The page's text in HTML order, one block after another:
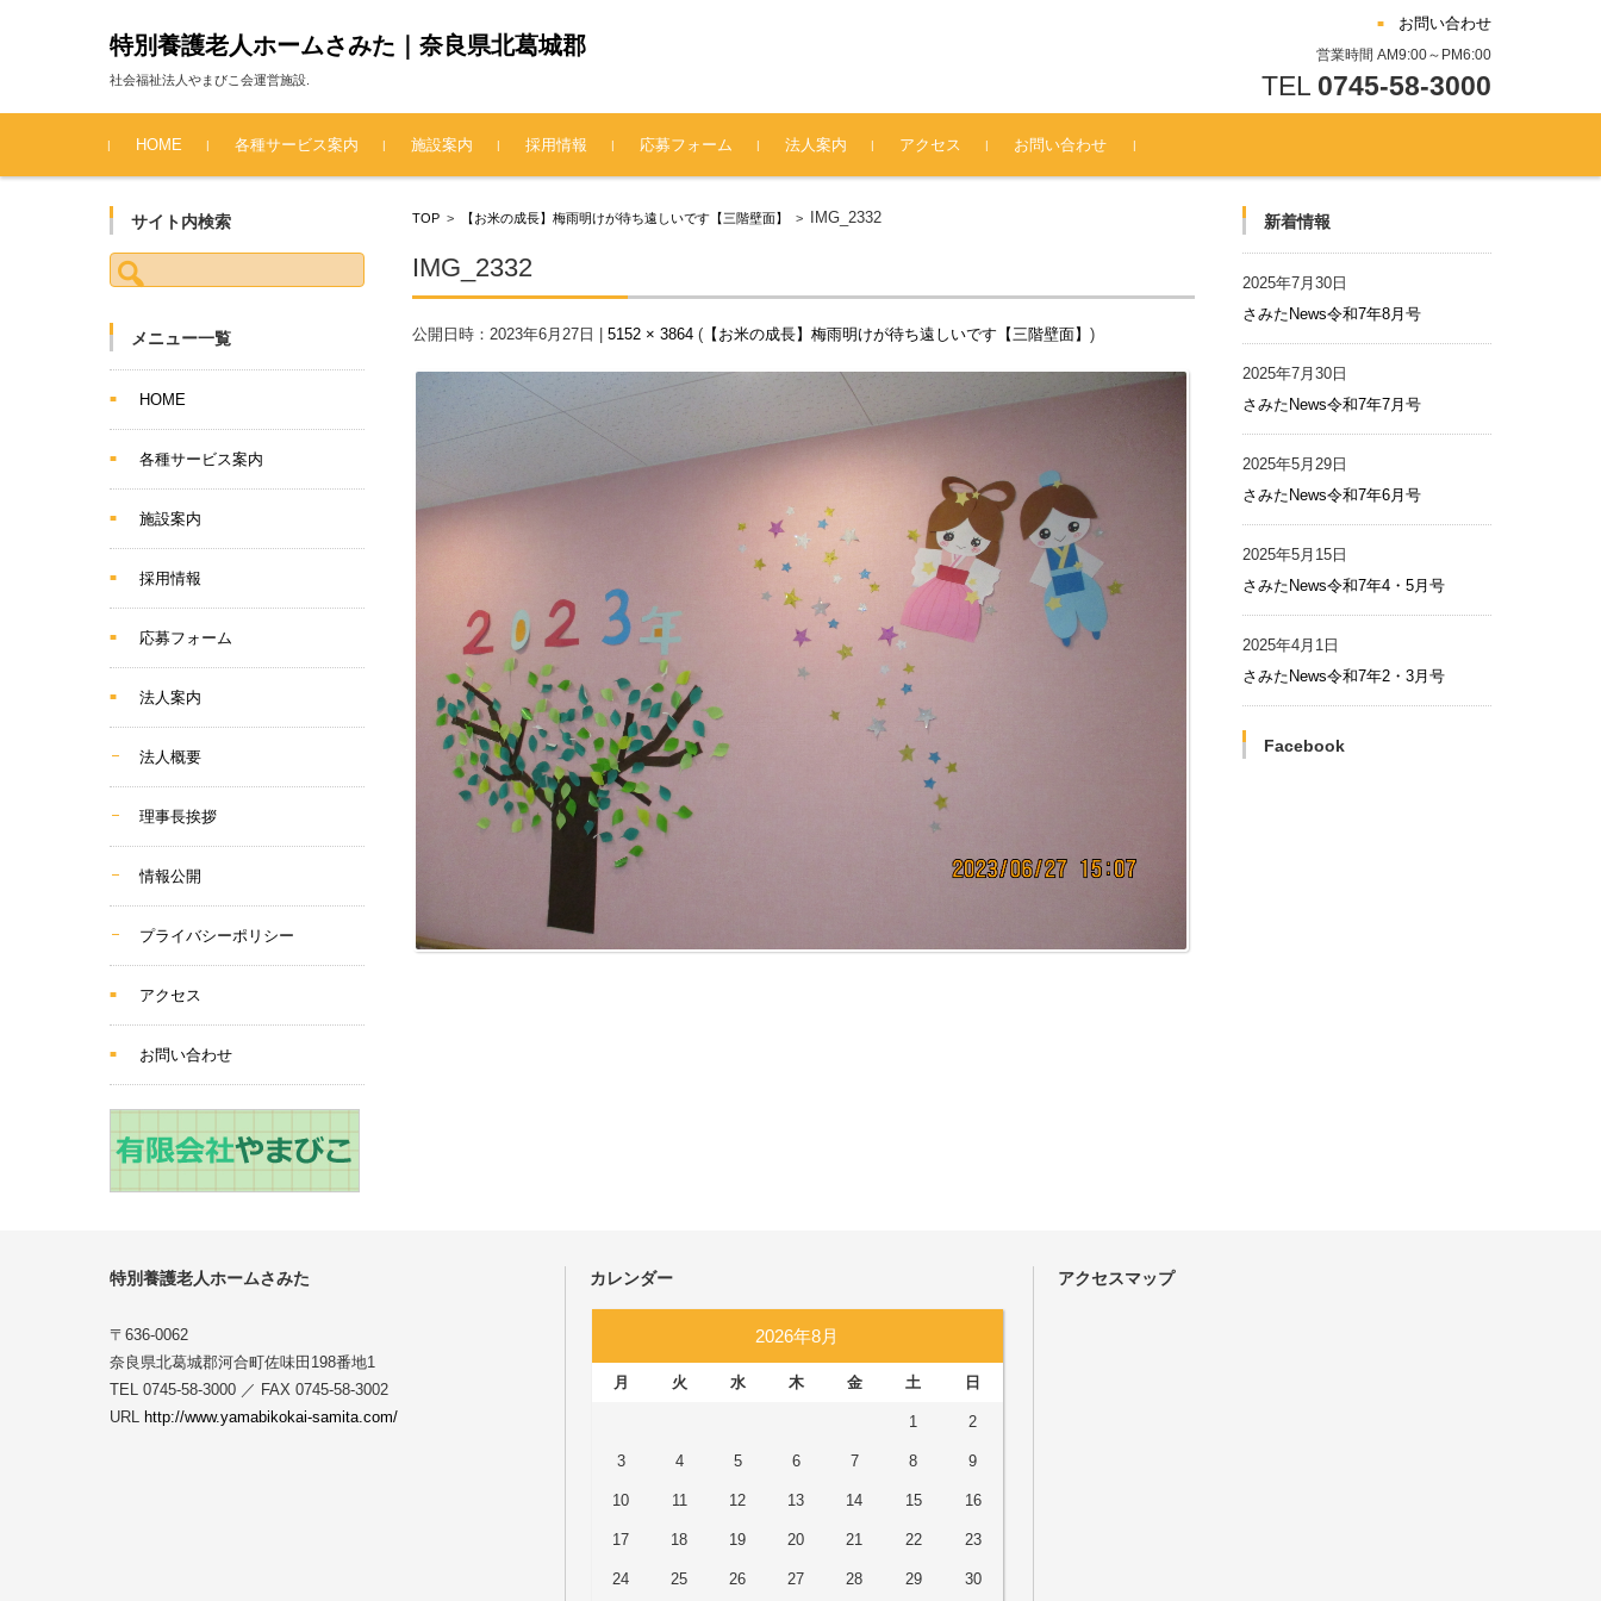
特別養護老人ホームさみた｜奈良県北葛城郡
社会福祉法人やまびこ会運営施設.
お問い合わせ
営業時間 AM9:00～PM6:00
TEL 0745-58-3000
コンテンツに移動
HOME
各種サービス案内 施設案内 採用情報 応募フォーム 法人案内 アクセス お問い合わせ
TOP > 【お米の成長】梅雨明けが待ち遠しいです【三階壁面】 > IMG_2332
IMG_2332
公開日時：2023年6月27日 |5152 × 3864 ( 【お米の成長】梅雨明けが待ち遠しいです【三階壁面】)
サイト内検索
検索:
メニュー一覧
HOME
各種サービス案内
施設案内
採用情報
応募フォーム
法人案内
法人概要
理事長挨拶
情報公開
プライバシーポリシー
アクセス
お問い合わせ
新着情報
2025年7月30日
さみたNews令和7年8月号
2025年7月30日
さみたNews令和7年7月号
2025年5月29日
さみたNews令和7年6月号
2025年5月15日
さみたNews令和7年4・5月号
2025年4月1日
さみたNews令和7年2・3月号
Facebook
特別養護老人ホームさみた
〒636-0062
奈良県北葛城郡河合町佐味田198番地1
TEL 0745-58-3000 ／ FAX 0745-58-3002
URL http://www.yamabikokai-samita.com/
カレンダー
2026年8月
月 火 水 木 金 土 日
1 2
3 4 5 6 7 8 9
10 11 12 13 14 15 16
17 18 19 20 21 22 23
24 25 26 27 28 29 30
アクセスマップ